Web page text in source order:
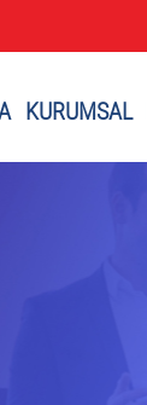
KURUMSAL